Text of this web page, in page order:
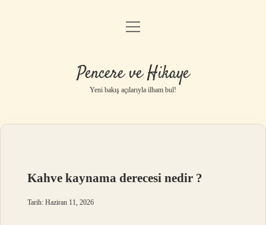
Anasayfa
Yasal Uyarı
menüyü
Pencere ve Hikaye
Yeni bakış açılarıyla ilham bul!
Kahve kaynama derecesi nedir ?
Tarih: Haziran 11, 2026